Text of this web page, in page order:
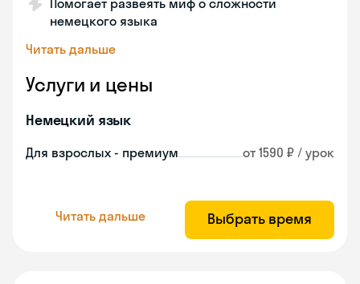
Помогает развеять миф о сложности
немецкого языка
Читать дальше
Услуги и цены
Немецкий язык
Для взрослых - премиум от 1590 ₽ / урок
Читать дальше Выбрать время